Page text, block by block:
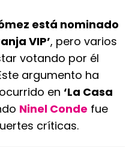
está nominado
VIP’, pero varios
votando por él
argumento ha
en ‘La Casa
Ninel Conde fue
críticas.